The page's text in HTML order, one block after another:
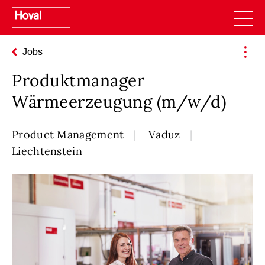
Jobs
Produktmanager
Wärmeerzeugung (m/w/d)
Product Management
Vaduz
Liechtenstein